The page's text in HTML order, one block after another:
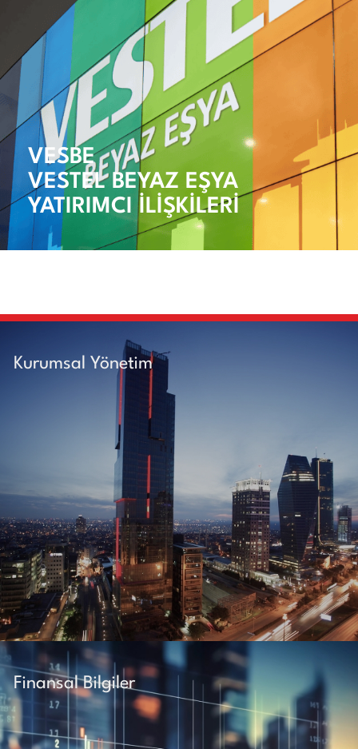
VESBE
VESTEL BEYAZ EŞYA
YATIRIMCI İLİŞKİLERİ
Kurumsal Yönetim
Finansal Bilgiler